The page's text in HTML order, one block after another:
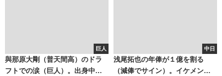
巨人
與那原大剛（普天間高）のドラ
フトでの涙（巨人）。出身中学
中日
浅尾拓也の年俸が１億を割る
（減俸でサイン）。イケメンの